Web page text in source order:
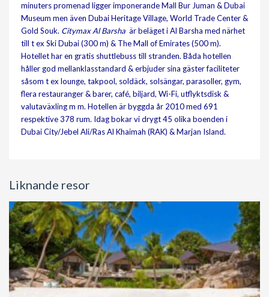
minuters promenad ligger imponerande Mall Bur Juman & Dubai
Museum men även Dubai Heritage Village, World Trade Center &
Gold Souk. Citymax Al Barsha är beläget i Al Barsha med närhet
till t ex Ski Dubai (300 m) & The Mall of Emirates (500 m).
Hotellet har en gratis shuttlebuss till stranden. Båda hotellen
håller god mellanklasstandard & erbjuder sina gäster faciliteter
såsom t ex lounge, takpool, soldäck, solsängar, parasoller, gym,
flera restauranger & barer, café, biljard, Wi-Fi, utflyktsdisk &
valutaväxling m m. Hotellen är byggda år 2010 med 691
respektive 378 rum. Idag bokar vi drygt 45 olika boenden i
Dubai City/Jebel Ali/Ras Al Khaimah (RAK) & Marjan Island.
Liknande resor